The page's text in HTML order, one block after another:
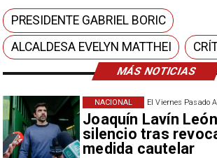
MÁS NOTICIAS
El Viernes Pasado
Joaquín Lavín
silencio tras
medida cautelar
NACIONAL
PRESIDENTE GABRIEL BORIC
ALCALDESA EVELYN MATTHEI